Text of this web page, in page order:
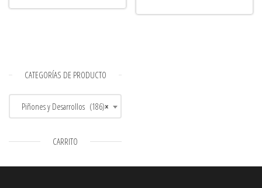
CATEGORÍAS DE PRODUCTO
×
Piñones y Desarrollos (186)
CARRITO